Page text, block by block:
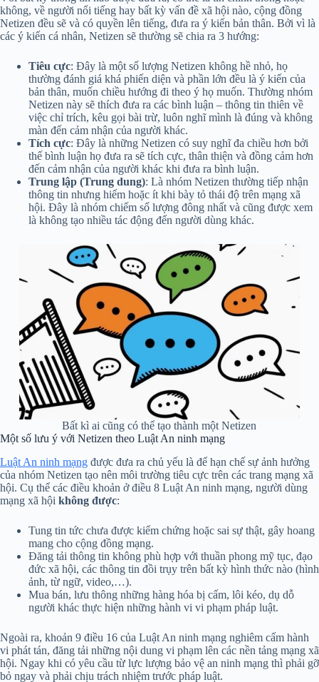
không, về người nổi tiếng hay bất kỳ vấn đề xã hội nào, cộng đồng
Netizen đều sẽ và có quyền lên tiếng, đưa ra ý kiến bản thân. Bởi vì là
các ý kiến cá nhân, Netizen sẽ thường sẽ chia ra 3 hướng:
Tiêu cực: Đây là một số lượng Netizen không hề nhỏ, họ
thường đánh giá khá phiến diện và phần lớn đều là ý kiến của
bản thân, muốn chiều hướng đi theo ý họ muốn. Thường nhóm
Netizen này sẽ thích đưa ra các bình luận – thông tin thiên về
việc chỉ trích, kêu gọi bài trừ, luôn nghĩ mình là đúng và không
màn đến cảm nhận của người khác.
Tích cực: Đây là những Netizen có suy nghĩ đa chiều hơn bởi
thế bình luận họ đưa ra sẽ tích cực, thân thiện và đồng cảm hơn
đến cảm nhận của người khác khi đưa ra bình luận.
Trung lập (Trung dung): Là nhóm Netizen thường tiếp nhận
thông tin nhưng hiếm hoặc ít khi bày tỏ thái độ trên mạng xã
hội. Đây là nhóm chiếm số lượng đông nhất và cũng được xem
là không tạo nhiều tác động đến người dùng khác.
Bất kì ai cũng có thể tạo thành một Netizen
Một số lưu ý với Netizen theo Luật An ninh mạng
Luật An ninh mạng được đưa ra chủ yếu là để hạn chế sự ảnh hưởng
của nhóm Netizen tạo nên môi trường tiêu cực trên các trang mạng xã
hội. Cụ thể các điều khoản ở điều 8 Luật An ninh mạng, người dùng
mạng xã hội không được:
Tung tin tức chưa được kiểm chứng hoặc sai sự thật, gây hoang
mang cho cộng đồng mạng.
Đăng tải thông tin không phù hợp với thuần phong mỹ tục, đạo
đức xã hội, các thông tin đồi trụy trên bất kỳ hình thức nào (hình
ảnh, từ ngữ, video,…).
Mua bán, lưu thông những hàng hóa bị cấm, lôi kéo, dụ dỗ
người khác thực hiện những hành vi vi phạm pháp luật.
Ngoài ra, khoản 9 điều 16 của Luật An ninh mạng nghiêm cấm hành
vi phát tán, đăng tải những nội dung vi phạm lên các nền tảng mạng xã
hội. Ngay khi có yêu cầu từ lực lượng bảo vệ an ninh mạng thì phải gỡ
bỏ ngay và phải chịu trách nhiệm trước pháp luật.